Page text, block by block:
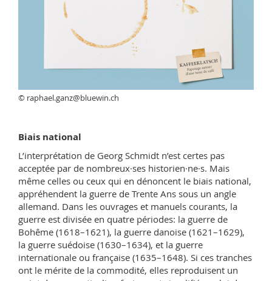
© raphael.ganz@bluewin.ch
Biais national
L’interprétation de Georg Schmidt n’est certes pas
acceptée par de nombreux·ses historien·ne·s. Mais
même celles ou ceux qui en dénoncent le biais national,
appréhendent la guerre de Trente Ans sous un angle
allemand. Dans les ouvrages et manuels courants, la
guerre est divisée en quatre périodes: la guerre de
Bohême (1618–1621), la guerre danoise (1621–1629),
la guerre suédoise (1630–1634), et la guerre
internationale ou française (1635–1648). Si ces tranches
ont le mérite de la commodité, elles reproduisent un